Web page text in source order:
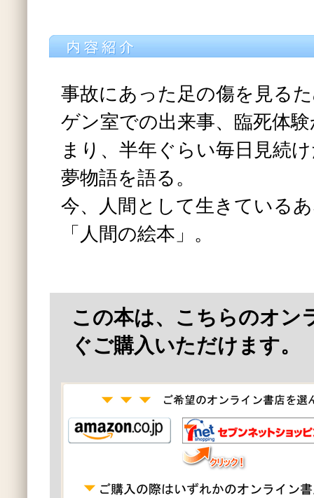
事故にあった足の傷を見る
ゲン室での出来事、臨死体
まり、半年ぐらい毎日見続
夢物語を語る。
今、人間として生きている
「人間の絵本」。
この本は、こちらのオン
ぐご購入いただけます。